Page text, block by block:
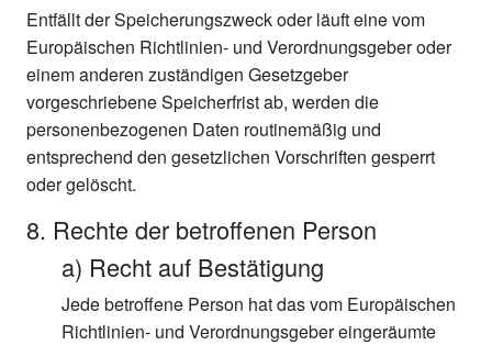
Entfällt der Speicherungszweck oder läuft eine vom
Europäischen Richtlinien- und Verordnungsgeber oder
einem anderen zuständigen Gesetzgeber
vorgeschriebene Speicherfrist ab, werden die
personenbezogenen Daten routinemäßig und
entsprechend den gesetzlichen Vorschriften gesperrt
oder gelöscht.
8. Rechte der betroffenen Person
a) Recht auf Bestätigung
Jede betroffene Person hat das vom Europäischen
Richtlinien- und Verordnungsgeber eingeräumte